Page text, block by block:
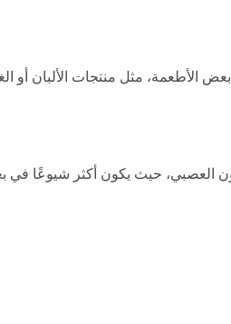
مثل منتجات الألبان أو
العصبي، حيث يكون أكثر شيوعًا في